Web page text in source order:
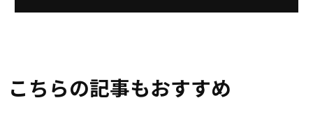
こちらの記事もおすすめ